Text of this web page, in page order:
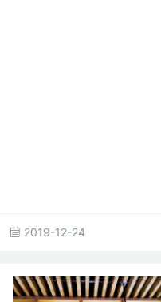
2019-12-24